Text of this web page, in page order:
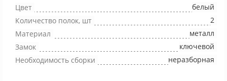
Цвет
белый
Количество полок, шт
2
Материал
металл
Замок
ключевой
Необходимость сборки
неразборная